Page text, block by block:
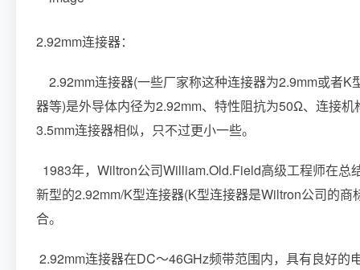
2.92mm连接器：
2.92mm连接器(一些厂家称这种连接器为2.9mm或者
器等)是外导体内径为2.92mm、特性阻抗为50Ω、连接
3.5mm连接器相似，只不过更小一些。
1983年，Wiltron公司William.Old.Field高级工程师在
新型的2.92mm/K型连接器(K型连接器是Wiltron公司的
合。
2.92mm连接器在DC～46GHz频带范围内，具有良好